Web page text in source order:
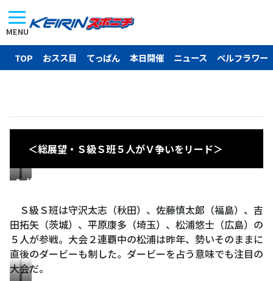
MENU
TOP おスス目 てっぱん 本日開催 ニュース ベルフラワー
＜総展望・Ｓ級Ｓ班５人がＶ争いをリード＞
守
太
志
佐
慎
太
郎
Ｓ級Ｓ班は守沢太志（秋田）、佐藤慎太郞（福島）、吉
田拓矢（茨城）、平原康多（埼玉）、松浦悠士（広島）の
５人が参戦。大会２連覇中の松浦は昨年、勢いそのままに
直後のダービーも制した。ダービーを占う意味でも注目の
大会だ。